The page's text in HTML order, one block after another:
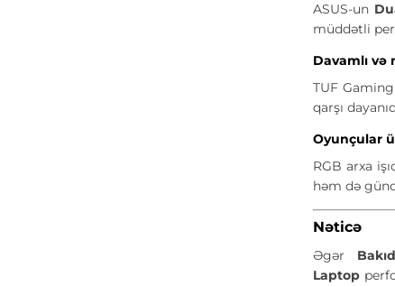
ASUS-un
müddətli
Davamlı
TUF
qarşı
Oyunçular
RGB arxa
həm də
Nəticə
Əgər
Laptop